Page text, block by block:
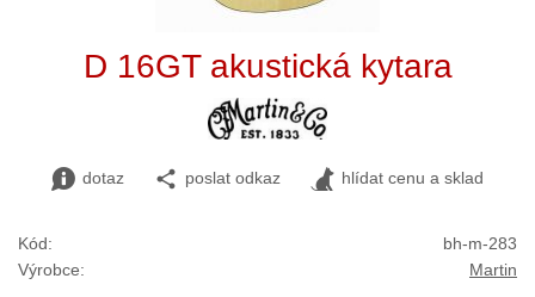
D 16GT akustická kytara
dotaz poslat odkaz hlídat cenu a sklad
Kód:
bh-m-283
Výrobce:
Martin